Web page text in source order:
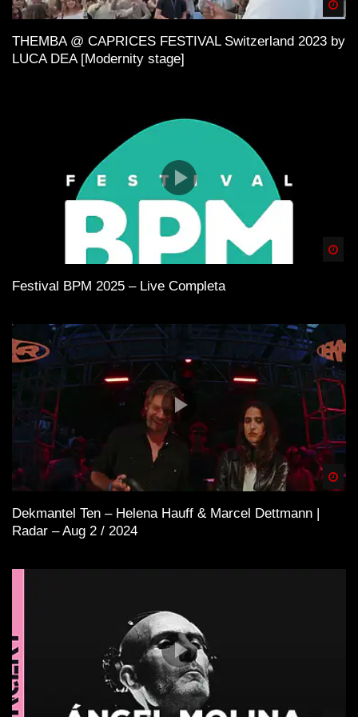
THEMBA @ CAPRICES FESTIVAL Switzerland 2023 by
LUCA DEA [Modernity stage]
Festival BPM 2025 – Live Completa
Dekmantel Ten – Helena Hauff & Marcel Dettmann |
Radar – Aug 2 / 2024